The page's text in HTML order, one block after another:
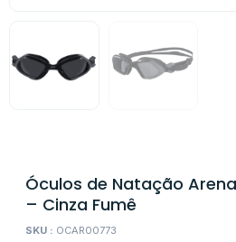
Óculos de Natação
– Cinza Fumê
SKU : OCAR00773